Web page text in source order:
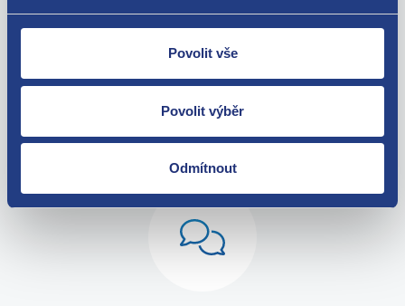
Povolit vše
Povolit výběr
Odmítnout
Škoda Octavia I 1996-2010 1.9 TDI
Škoda Superb I 2001-2008 1.9 TDI
Seat Leon I 1999 - 2006 1.9 TDI
Volkswagen Polo (9N) 2001 - 2008 1.9 TDI
Volkswagen Passat B5 1996 - 2005 1.9 TDI
Volkswagen Golf IV 1997 - 2007 1.9 TDI
Volkswagen Bora 1.9 TDI
zakoupení. Nebo vám pošleme náhradu.